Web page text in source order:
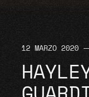
12 MARZO 2020